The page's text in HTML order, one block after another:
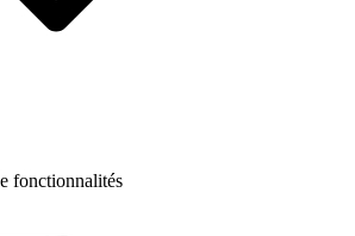
fonctionnalités